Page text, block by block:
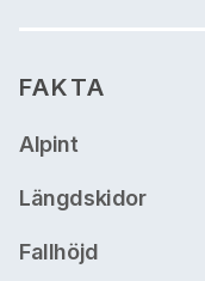
FAKTA
Alpint
Längdskidor
Fallhöjd